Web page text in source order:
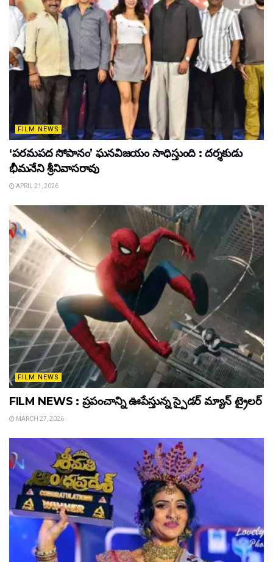
FILM NEWS
‘పరమపద సోపానం’ ఘనవిజయం సాధిస్తుంది : దర్శకుడు
భీమనేని శ్రీనివాసరావు
APRIL 21, 2026
FILM NEWS
FILM NEWS : ప్రపంచాన్ని ఊపేస్తున్న స్పైడర్ మ్యాన్ ట్రైలర్
MARCH 27, 2026